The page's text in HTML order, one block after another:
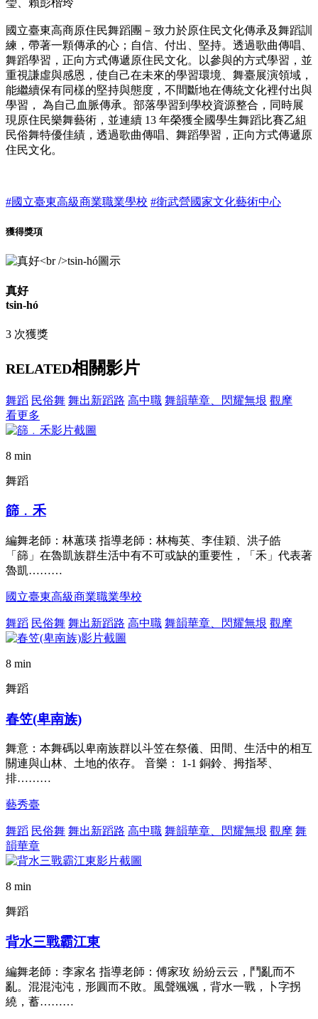
國立臺東高商原住民舞蹈團－致力於原住民文化傳承及舞蹈訓
練，帶著一顆傳承的心；自信、付出、堅持。透過歌曲傳唱、
舞蹈學習，正向方式傳遞原住民文化。以參與的方式學習，並
重視謙虛與感恩，使自己在未來的學習環境、舞臺展演領域，
能繼續保有同樣的堅持與態度，不間斷地在傳統文化裡付出與
學習， 為自己血脈傳承。部落學習到學校資源整合，同時展
現原住民樂舞藝術，並連續 13 年榮獲全國學生舞蹈比賽乙組
民俗舞特優佳績，透過歌曲傳唱、舞蹈學習，正向方式傳遞原
住民文化。
#國立臺東高級商業職業學校 #衛武營國家文化藝術中心
獲得獎項
真好
tsin-hó
3 次獲獎
RELATED相關影片
舞蹈 民俗舞 舞出新蹈路 高中職 舞韻華章、閃耀無垠 觀摩
看更多
8 min
舞蹈
篩﹒禾
編舞老師：林蕙瑛 指導老師：林梅英、李佳穎、洪子皓
「篩」在魯凱族群生活中有不可或缺的重要性，「禾」代表著
魯凱………
國立臺東高級商業職業學校
舞蹈 民俗舞 舞出新蹈路 高中職 舞韻華章、閃耀無垠 觀摩
8 min
舞蹈
春笠(卑南族)
舞意：本舞碼以卑南族群以斗笠在祭儀、田間、生活中的相互
關連與山林、土地的依存。 音樂： 1-1 銅鈴、拇指琴、
排………
藝秀臺
舞蹈 民俗舞 舞出新蹈路 高中職 舞韻華章、閃耀無垠 觀摩 舞
韻華章
8 min
舞蹈
背水三戰霸江東
編舞老師：李家名 指導老師：傅家玫 紛紛云云，鬥亂而不
亂。混混沌沌，形圓而不敗。風聲颯颯，背水一戰，卜字拐
繞，蓄………